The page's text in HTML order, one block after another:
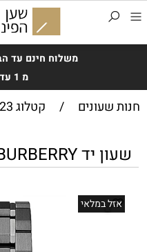
משלוח חינם עד
מ 1 עד 3 ימי עסקים
חנות שעונים / קטלוג 2023
שעון יד BURBERRY – ברברי BU9902
אזל במלאי